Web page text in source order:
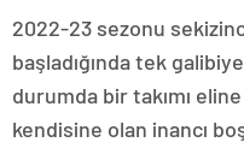
2022-23 sezonu
başladığında tek
durumda bir takımı
kendisine olan inancı